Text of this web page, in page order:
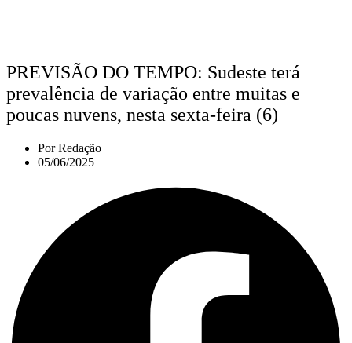
PREVISÃO DO TEMPO: Sudeste terá
prevalência de variação entre muitas e
poucas nuvens, nesta sexta-feira (6)
PorRedação
05/06/2025